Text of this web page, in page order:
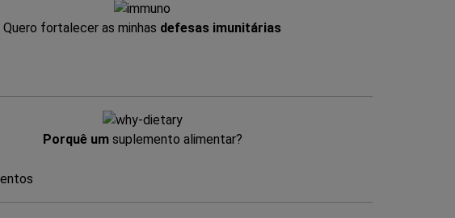
Quero fortalecer as minhas defesas imunitárias
Porquê umsuplemento alimentar?